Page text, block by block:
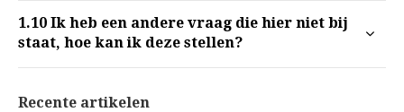
1.10 Ik heb een andere vraag die hier niet bij
staat, hoe kan ik deze stellen?
Recente artikelen